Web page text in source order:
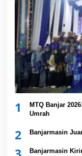
1
MTQ Banjar
Umrah
2 Banjarmasin
Banjarmasin